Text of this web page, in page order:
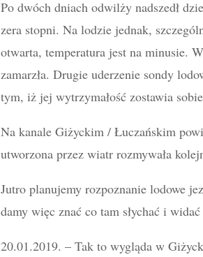
Po dwóch dniach odwilży nadszedł
zera stopni. Na lodzie jednak,
otwarta, temperatura jest na minusie.
zamarzła. Drugie uderzenie sondy
tym, iż jej wytrzymałość zostawia
Na kanale Giżyckim / Łuczańskim
utworzona przez wiatr rozmywała
Jutro planujemy rozpoznanie lodowe
damy więc znać co tam słychać i
20.01.2019. – Tak to wygląda w